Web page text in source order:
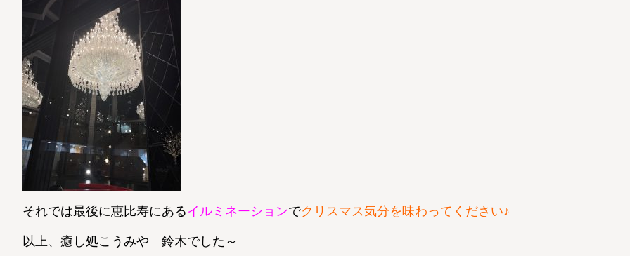
それでは最後に恵比寿にある イルミネーションでクリスマス気分を味わってください♪
以上、癒し処こうみや 鈴木でした～